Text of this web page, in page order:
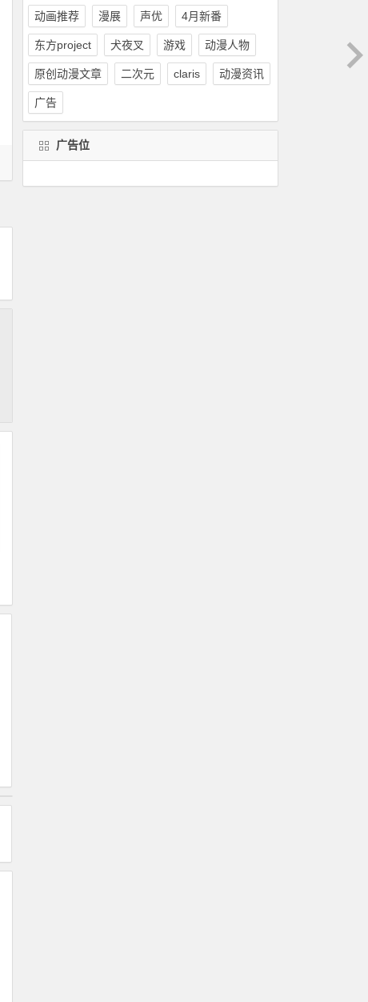
动画推荐 漫展 声优 4月新番
东方project 犬夜叉 游戏 动漫人物
原创动漫文章 二次元 claris 动漫资讯
广告
广告位